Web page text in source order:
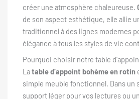
créer une atmosphère chaleureuse.
de son aspect esthétique, elle allie
traditionnel à des lignes modernes
élégance à tous les styles de vie
Pourquoi choisir notre table
Latable d’appoint bohème en rotin
simple meuble fonctionnel. Dans un
support léger pour vos lectures ou